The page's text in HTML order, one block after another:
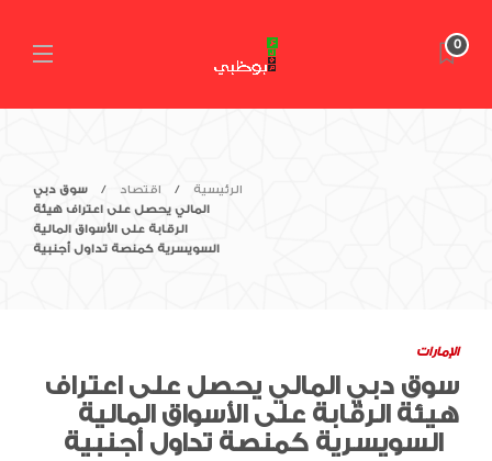
0
الرئيسية اقتصاد
سوق دبي
المالي يحصل على اعتراف هيئة
الرقابة على الأسواق المالية
السويسرية كمنصة تداول أجنبية
الإمارات
سوق دبي المالي يحصل على اعتراف
هيئة الرقابة على الأسواق المالية